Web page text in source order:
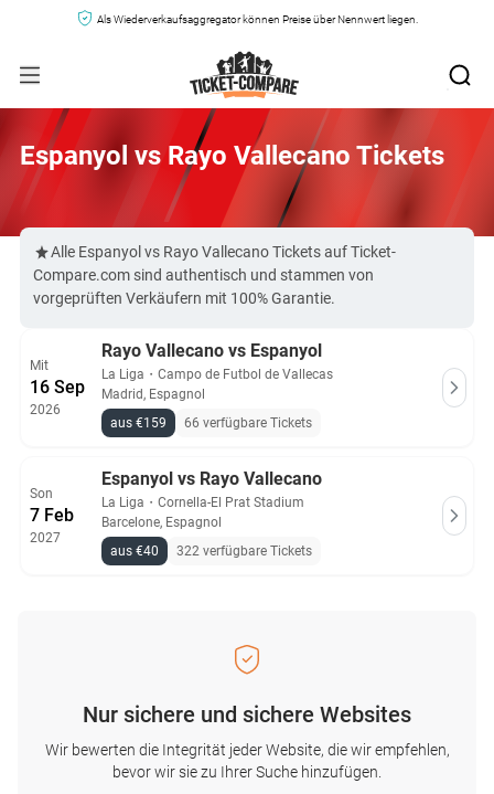
Als Wiederverkaufsaggregator können Preise über Nennwert liegen.
Espanyol vs Rayo Vallecano Tickets
Alle Espanyol vs Rayo Vallecano Tickets auf Ticket-
Compare.com sind authentisch und stammen von
vorgeprüften Verkäufern mit 100% Garantie.
Mit
16 Sep
2026
Rayo Vallecano vs Espanyol
La Liga ・ Campo de Futbol de Vallecas
Madrid, Espagnol
aus €159
66 verfügbare Tickets
Son
7 Feb
2027
Espanyol vs Rayo Vallecano
La Liga ・ Cornella-El Prat Stadium
Barcelone, Espagnol
aus €40
322 verfügbare Tickets
Nur sichere und sichere Websites
Wir bewerten die Integrität jeder Website, die wir empfehlen,
bevor wir sie zu Ihrer Suche hinzufügen.